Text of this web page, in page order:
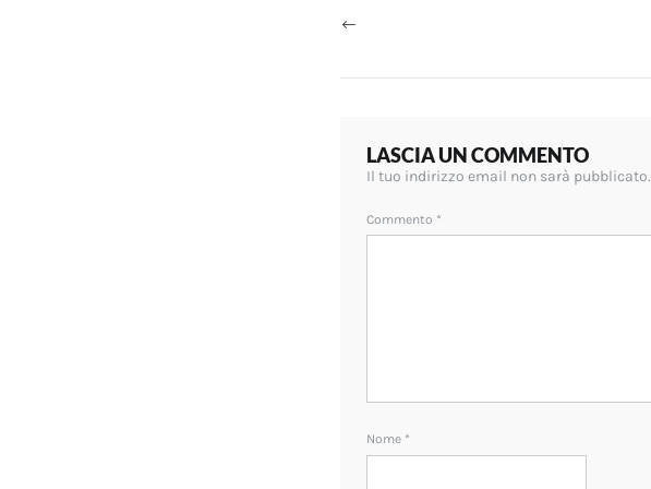
LASCIA UN COMMENTO
Il tuo indirizzo email non sarà pubblicato.
Commento *
Nome *